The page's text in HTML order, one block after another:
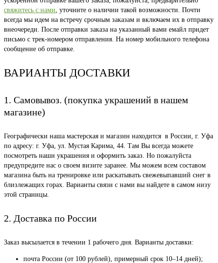
свяжитесь с нами, уточните о наличии такой возможности. Почти
всегда мы идем на встречу срочным заказам и включаем их в отправку
внеочереди. После отправки заказа на указанный вами емайл придет
письмо с трек-номером отправления. На номер мобильного телефона
сообщение об отправке.
ВАРИАНТЫ ДОСТАВКИ
1. Самовывоз. (покупка украшений в нашем
магазине)
Географически наша мастерская и магазин находится в России, г. Уфа
по адресу: г. Уфа, ул. Мустая Карима, 44. Там Вы всегда можете
посмотреть наши украшения и оформить заказ. Но пожалуйста
предупредите нас о своем визите заранее. Мы можем всем составом
магазина быть на тренировке или раскатывать свежевыпавший снег в
близлежащих горах. Варианты связи с нами вы найдете в самом низу
этой страницы.
2. Доставка по России
Заказ высылается в течении 1 рабочего дня. Варианты доставки:
почта России (от 100 рублей), примерный срок 10–14 дней);